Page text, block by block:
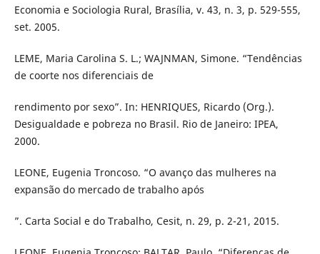
Economia e Sociologia Rural, Brasília, v. 43, n. 3, p. 529-555,
set. 2005.
LEME, Maria Carolina S. L.; WAJNMAN, Simone. “Tendências
de coorte nos diferenciais de
rendimento por sexo”. In: HENRIQUES, Ricardo (Org.).
Desigualdade e pobreza no Brasil. Rio de Janeiro: IPEA,
2000.
LEONE, Eugenia Troncoso. “O avanço das mulheres na
expansão do mercado de trabalho após
”. Carta Social e do Trabalho, Cesit, n. 29, p. 2-21, 2015.